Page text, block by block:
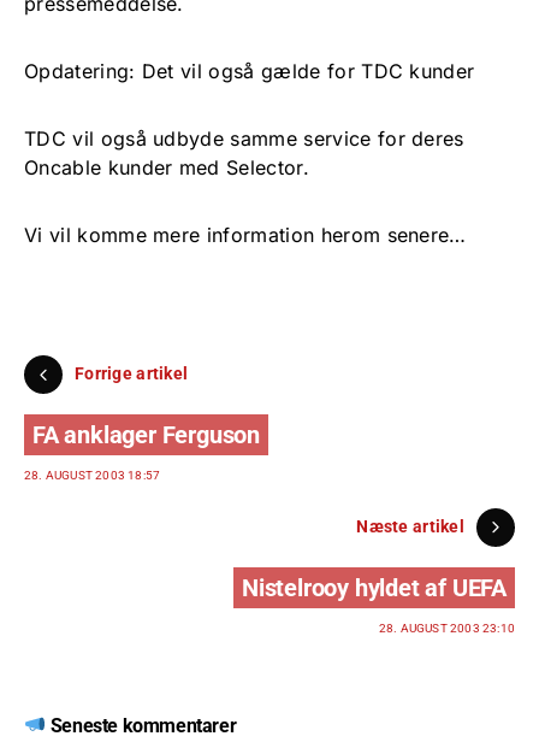
Opdatering: Det vil også gælde for TDC kunder
TDC vil også udbyde samme service for deres
Oncable kunder med Selector.
Vi vil komme mere information herom senere…
Forrige artikel
FA anklager Ferguson
28. AUGUST 2003 18:57
Næste artikel
Nistelrooy hyldet af UEFA
28. AUGUST 2003 23:10
Seneste kommentarer